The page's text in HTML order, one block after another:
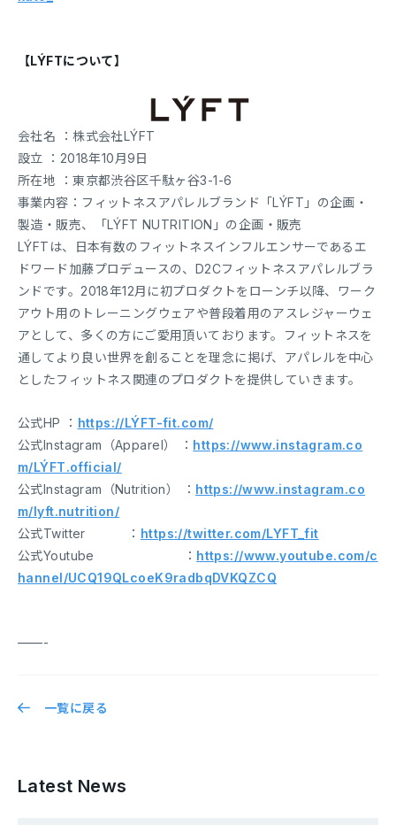
【LÝFTについて】
会社名 ：株式会社LÝFT
設立 ：2018年10月9日
所在地 ：東京都渋谷区千駄ヶ谷3-1-6
事業内容：フィットネスアパレルブランド「LÝFT」の企画・
製造・販売、「LÝFT NUTRITION」の企画・販売
LÝFTは、日本有数のフィットネスインフルエンサーであるエ
ドワード加藤プロデュースの、D2Cフィットネスアパレルブラ
ンドです。2018年12月に初プロダクトをローンチ以降、ワーク
アウト用のトレーニングウェアや普段着用のアスレジャーウェ
アとして、多くの方にご愛用頂いております。フィットネスを
通してより良い世界を創ることを理念に掲げ、アパレルを中心
としたフィットネス関連のプロダクトを提供していきます。
公式HP ： https://LÝFT-fit.com/
公式Instagram（Apparel） ： https://www.instagram.co
m/LÝFT.official/
公式Instagram（Nutrition） ： https://www.instagram.co
m/lyft.nutrition/
公式Twitter ： https://twitter.com/LYFT_fit
公式Youtube ： https://www.youtube.com/c
hannel/UCQ19QLcoeK9radbqDVKQZCQ
——-
一覧に戻る
Latest News